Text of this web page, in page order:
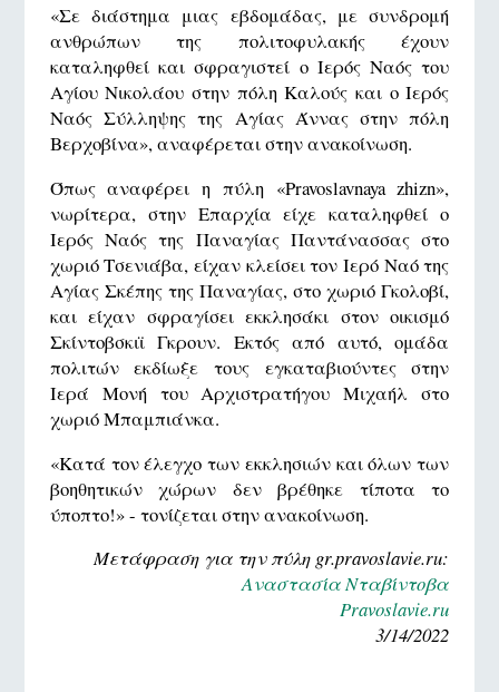
«Σε διάστημα μιας εβδομάδας, με συνδρομή
ανθρώπων της πολιτοφυλακής έχουν
καταληφθεί και σφραγιστεί ο Ιερός Ναός του
Αγίου Νικολάου στην πόλη Καλούς και ο Ιερός
Ναός Σύλληψης της Αγίας Άννας στην πόλη
Βερχοβίνα», αναφέρεται στην ανακοίνωση.
Όπως αναφέρει η πύλη «Pravoslavnaya zhizn»,
νωρίτερα, στην Επαρχία είχε καταληφθεί ο
Ιερός Ναός της Παναγίας Παντάνασσας στο
χωριό Τσενιάβα, είχαν κλείσει τον Ιερό Ναό της
Αγίας Σκέπης της Παναγίας, στο χωριό Γκολοβί,
και είχαν σφραγίσει εκκλησάκι στον οικισμό
Σκίντοβσκιϊ Γκρουν. Εκτός από αυτό, ομάδα
πολιτών εκδίωξε τους εγκαταβιούντες στην
Ιερά Μονή του Αρχιστρατήγου Μιχαήλ στο
χωριό Μπαμπιάνκα.
«Κατά τον έλεγχο των εκκλησιών και όλων των
βοηθητικών χώρων δεν βρέθηκε τίποτα το
ύποπτο!» - τονίζεται στην ανακοίνωση.
Μετάφραση για την πύλη gr.pravoslavie.ru:
Αναστασία Νταβίντοβα
Pravoslavie.ru
3/14/2022